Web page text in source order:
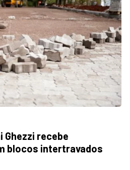
Ghezzi recebe
blocos intertravados